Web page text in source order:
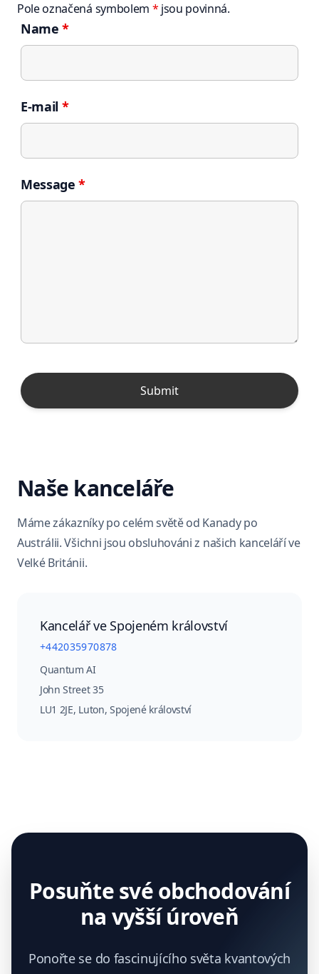
Pole označená symbolem * jsou povinná.
Name*
E-mail *
Message*
Naše kanceláře
Máme zákazníky po celém světě od Kanady po
Austrálii. Všichni jsou obsluhováni z našich kanceláří ve
Velké Británii.
Kancelář ve Spojeném království
+442035970878
Quantum AI
John Street 35
LU1 2JE, Luton, Spojené království
Posuňte své obchodování
na vyšší úroveň
Ponořte se do fascinujícího světa kvantových